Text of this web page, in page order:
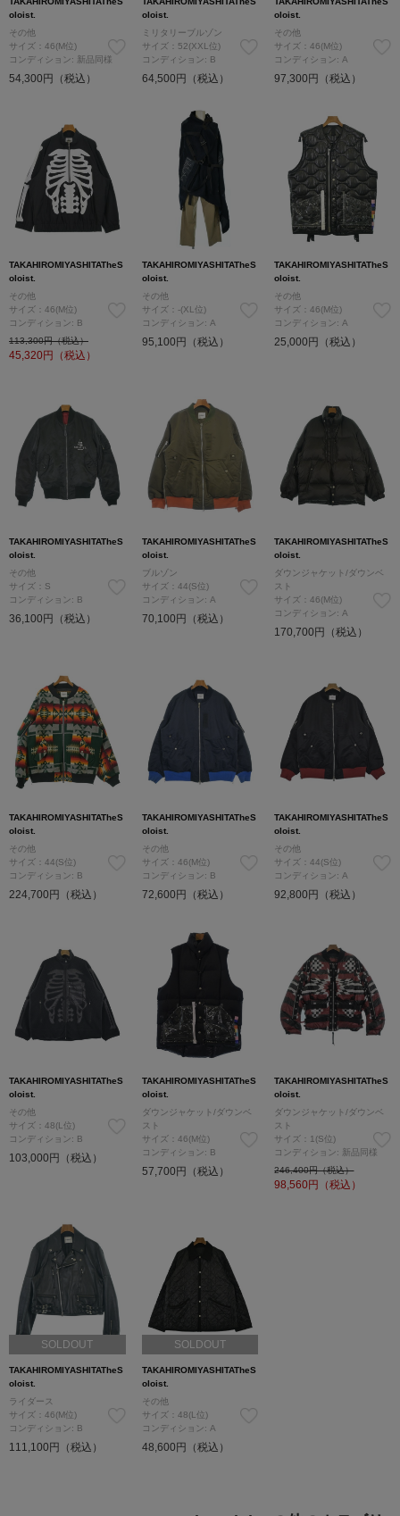
oloist.
その他
サイズ：46(M位)
コンディション: 新品同様
54,300円（税込）
oloist.
ミリタリーブルゾン
サイズ：52(XXL位)
コンディション: B
64,500円（税込）
oloist.
その他
サイズ：46(M位)
コンディション: A
97,300円（税込）
TAKAHIROMIYASHITATheS
oloist.
その他
サイズ：46(M位)
コンディション: B
113,300円（税込）
45,320円（税込）
TAKAHIROMIYASHITATheS
oloist.
その他
サイズ：-(XL位)
コンディション: A
95,100円（税込）
TAKAHIROMIYASHITATheS
oloist.
その他
サイズ：46(M位)
コンディション: A
25,000円（税込）
TAKAHIROMIYASHITATheS
oloist.
その他
サイズ：S
コンディション: B
36,100円（税込）
TAKAHIROMIYASHITATheS
oloist.
ブルゾン
サイズ：44(S位)
コンディション: A
70,100円（税込）
TAKAHIROMIYASHITATheS
oloist.
ダウンジャケット/ダウンベ
スト
サイズ：46(M位)
コンディション: A
170,700円（税込）
TAKAHIROMIYASHITATheS
oloist.
その他
サイズ：44(S位)
コンディション: B
224,700円（税込）
TAKAHIROMIYASHITATheS
oloist.
その他
サイズ：46(M位)
コンディション: B
72,600円（税込）
TAKAHIROMIYASHITATheS
oloist.
その他
サイズ：44(S位)
コンディション: A
92,800円（税込）
TAKAHIROMIYASHITATheS
oloist.
その他
サイズ：48(L位)
コンディション: B
103,000円（税込）
TAKAHIROMIYASHITATheS
oloist.
ダウンジャケット/ダウンベ
スト
サイズ：46(M位)
コンディション: B
57,700円（税込）
TAKAHIROMIYASHITATheS
oloist.
ダウンジャケット/ダウンベ
スト
サイズ：1(S位)
コンディション: 新品同様
246,400円（税込）
98,560円（税込）
SOLDOUT
TAKAHIROMIYASHITATheS
oloist.
ライダース
サイズ：46(M位)
コンディション: B
111,100円（税込）
SOLDOUT
TAKAHIROMIYASHITATheS
oloist.
その他
サイズ：48(L位)
コンディション: A
48,600円（税込）